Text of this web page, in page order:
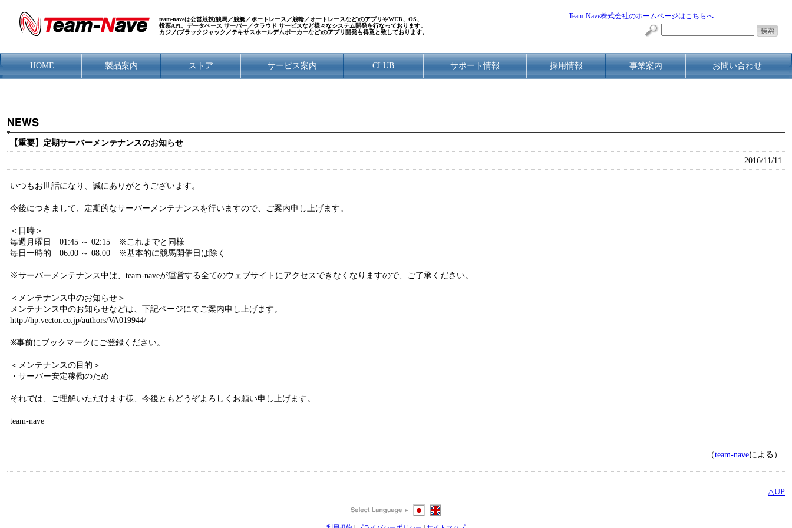
team-naveは公営競技(競馬／競艇／ボートレース／競輪／オートレースなど)のアプリやWEB、OS、
投票API、データベース サーバー／クラウド サービスなど様々なシステム開発を行なっております。
カジノ(ブラックジャック／テキサスホールデムポーカーなど)のアプリ開発も得意と致しております。
Team-Nave株式会社のホームページはこちらへ
HOME 製品案内 ストア サービス案内 CLUB サポート情報 採用情報 事業案内 お問い合わせ
【重要】定期サーバーメンテナンスのお知らせ
2016/11/11
いつもお世話になり、誠にありがとうございます。
今後につきまして、定期的なサーバーメンテナンスを行いますので、ご案内申し上げます。
＜日時＞
毎週月曜日 01:45 ～ 02:15 ※これまでと同様
毎日一時的 06:00 ～ 08:00 ※基本的に競馬開催日は除く
※サーバーメンテナンス中は、team-naveが運営する全てのウェブサイトにアクセスできなくなりますので、ご了承ください。
＜メンテナンス中のお知らせ＞
メンテナンス中のお知らせなどは、下記ページにてご案内申し上げます。
http://hp.vector.co.jp/authors/VA019944/
※事前にブックマークにご登録ください。
＜メンテナンスの目的＞
・サーバー安定稼働のため
それでは、ご理解いただけます様、今後ともどうぞよろしくお願い申し上げます。
team-nave
（team-naveによる）
△UP